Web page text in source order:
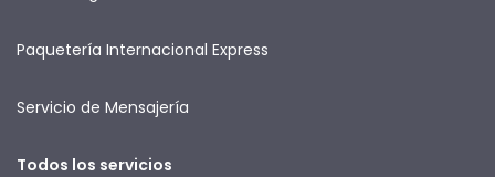
Paquetería Internacional Express
Servicio de Mensajería
Todos los servicios